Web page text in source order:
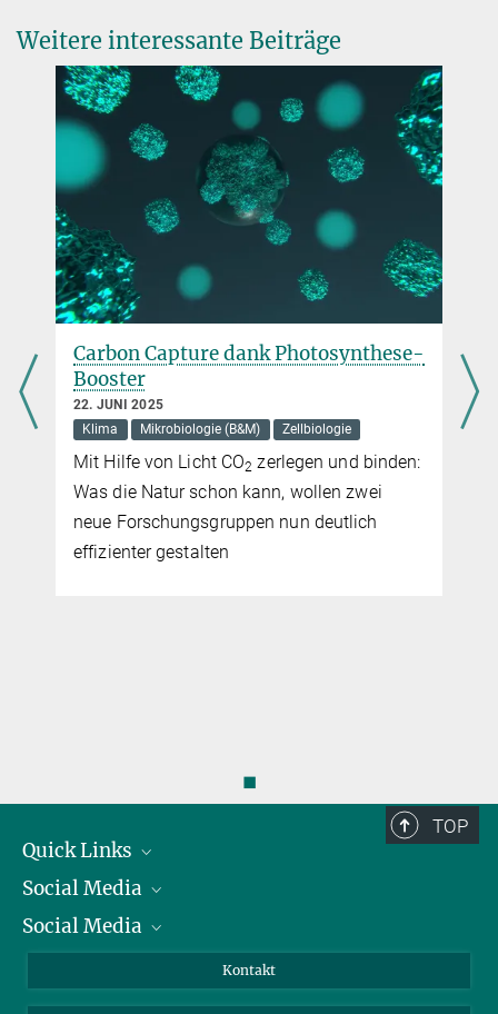
Protein-Atlas der Fliegenzellen
Forscher machen über 10.000 Fliegenproteine sichtbar
mehr
Ein Proteinatlas des Gehirns
3. NOVEMBER 2015
Max-Planck-Wissenschaftler identifizieren sämtliche Proteine im
Mausgehirn
mehr
Weitere interessante Beiträge
Carbon Capture dank Photosynthese-
Booster
22. JUNI 2025
Klima
Mikrobiologie (B&M) Zellbiologie
Mit Hilfe von Licht CO2 zerlegen und binden:
Was die Natur schon kann, wollen zwei
neue Forschungsgruppen nun deutlich
effizienter gestalten
◼
TOP
Quick Links
Präsident
Zahlen und Fakten
Social Media
Bluesky
Social Media
Instagram
Kontakt